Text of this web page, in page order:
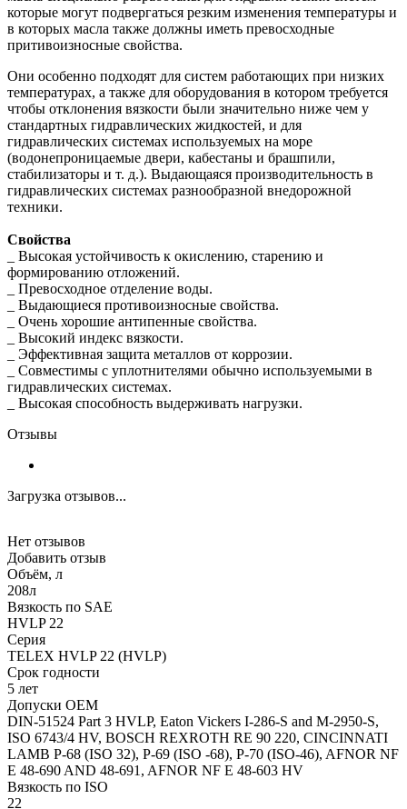
которые могут подвергаться резким изменения температуры и
в которых масла также должны иметь превосходные
притивоизносные свойства.
Они особенно подходят для систем работающих при низких
температурах, а также для оборудования в котором требуется
чтобы отклонения вязкости были значительно ниже чем у
стандартных гидравлических жидкостей, и для
гидравлических системах используемых на море
(водонепроницаемые двери, кабестаны и брашпили,
стабилизаторы и т. д.). Выдающаяся производительность в
гидравлических системах разнообразной внедорожной
техники.
Свойства
_ Высокая устойчивость к окислению, старению и
формированию отложений.
_ Превосходное отделение воды.
_ Выдающиеся противоизносные свойства.
_ Очень хорошие антипенные свойства.
_ Высокий индекс вязкости.
_ Эффективная защита металлов от коррозии.
_ Совместимы с уплотнителями обычно используемыми в
гидравлических системах.
_ Высокая способность выдерживать нагрузки.
Отзывы
Загрузка отзывов...
Нет отзывов
Добавить отзыв
Объём, л
208л
Вязкость по SAE
HVLP 22
Серия
TELEX HVLP 22 (HVLP)
Срок годности
5 лет
Допуски OEM
DIN-51524 Part 3 HVLP, Eaton Vickers I-286-S and M-2950-S,
ISO 6743/4 HV, BOSCH REXROTH RE 90 220, CINCINNATI
LAMB P-68 (ISO 32), P-69 (ISO -68), P-70 (ISO-46), AFNOR NF
E 48-690 AND 48-691, AFNOR NF E 48-603 HV
Вязкость по ISO
22